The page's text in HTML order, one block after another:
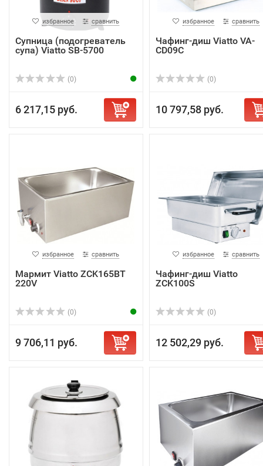
избранное сравнить
Супница (подогреватель
супа) Viatto SB-5700
(0)
6 217,15 руб.
избранное сравнить
Чафинг-диш Viatto VA-
CD09C
(0)
10 797,58 руб.
избранное сравнить
Мармит Viatto ZCK165BT
220V
(0)
9 706,11 руб.
избранное сравнить
Чафинг-диш Viatto
ZCK100S
(0)
12 502,29 руб.